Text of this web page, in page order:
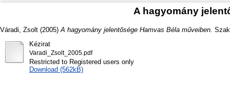
A hagyomány
Váradi, Zsolt (2005) A hagyomány jelentősége Hamvas Béla műveiben.
Kézirat
Varadi_Zsolt_2005.pdf
Restricted to Registered users only
Download (562kB)